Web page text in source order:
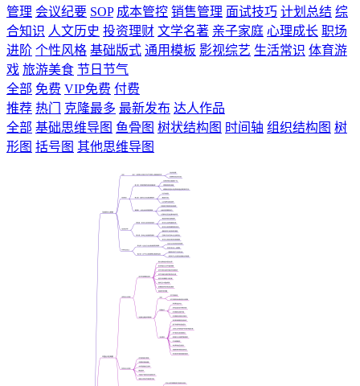
管理 会议纪要 SOP 成本管控 销售管理 面试技巧 计划总结 综
合知识 人文历史 投资理财 文学名著 亲子家庭 心理成长 职场
进阶 个性风格 基础版式 通用模板 影视综艺 生活常识 体育游
戏 旅游美食 节日节气
全部 免费 VIP免费 付费
推荐 热门 克隆最多 最新发布 达人作品
全部 基础思维导图 鱼骨图 树状结构图 时间轴 组织结构图 树
形图 括号图 其他思维导图